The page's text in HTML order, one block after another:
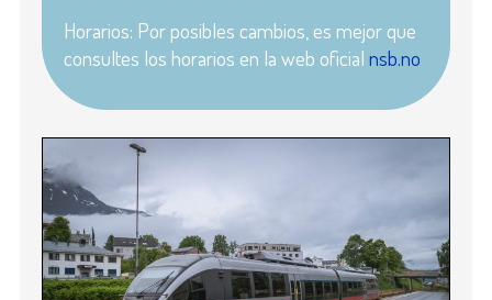
Horarios: Por posibles cambios, es mejor que
consultes los horarios en la web oficial nsb.no